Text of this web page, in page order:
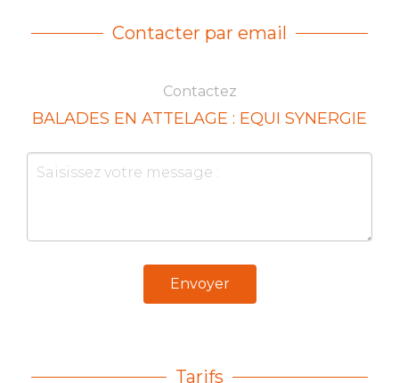
Contacter par email
Contactez
BALADES EN ATTELAGE : EQUI SYNERGIE
Envoyer
Tarifs